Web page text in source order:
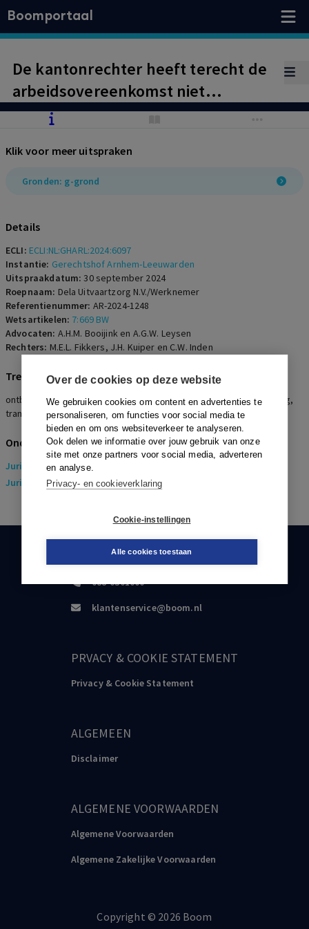
Over de cookies op deze website
We gebruiken cookies om content en advertenties te
personaliseren, om functies voor social media te
bieden en om ons websiteverkeer te analyseren.
Ook delen we informatie over jouw gebruik van onze
site met onze partners voor social media, adverteren
en analyse.
Privacy- en cookieverklaring
Cookie-instellingen
Alle cookies toestaan
Boomportaal
De kantonrechter heeft terecht de
arbeidsovereenkomst niet
ontbonden, maar in hoger beroep
verzoek van werkgever alsnog
beëindigd op inmiddels ontstane g-
Klik voor meer uitspraken
Gronden: g-grond
Details
ECLI: ECLI:NL:GHARL:2024:6097
Instantie: Gerechtshof Arnhem-Leeuwarden
Uitspraakdatum:30 september 2024
Roepnaam: Dela Uitvaartzorg N.V./Werknemer
Referentienummer: AR-2024-1248
Wetsartikelen: 7:669 BW
Advocaten: A.H.M. Booijink en A.G.W. Leysen
Rechters: M.E.L. Fikkers, J.H. Kuiper en C.W. Inden
Trefwoorden
ontbindingsverzoek, verstoorde arbeidsrelatie, billijke vergoeding,
transitievergoeding
Onderwerpen
Juridisch> Arbeidsrecht
Juridisch > Sociaal Zekerheidsrecht
KLANTENSERVICE
088-0301000
klantenservice@boom.nl
PRVACY & COOKIE STATEMENT
Privacy & Cookie Statement
ALGEMEEN
Disclaimer
ALGEMENE VOORWAARDEN
Algemene Voorwaarden
Algemene Zakelijke Voorwaarden
Copyright ©️ 2026 Boom